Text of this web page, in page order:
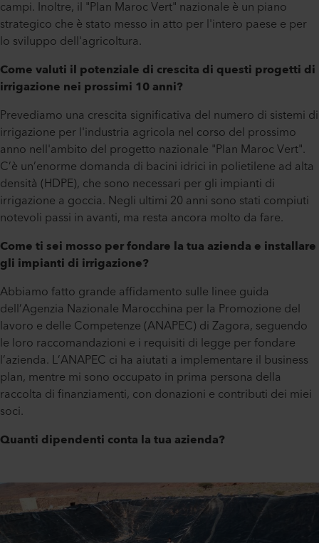
campi. Inoltre, il "Plan Maroc Vert" nazionale è un piano
strategico che è stato messo in atto per l'intero paese e per
lo sviluppo dell'agricoltura.
Come valuti il potenziale di crescita di questi progetti di
irrigazione nei prossimi 10 anni?
Prevediamo una crescita significativa del numero di sistemi di
irrigazione per l'industria agricola nel corso del prossimo
anno nell'ambito del progetto nazionale "Plan Maroc Vert".
C’è un’enorme domanda di bacini idrici in polietilene ad alta
densità (HDPE), che sono necessari per gli impianti di
irrigazione a goccia. Negli ultimi 20 anni sono stati compiuti
notevoli passi in avanti, ma resta ancora molto da fare.
Come ti sei mosso per fondare la tua azienda e installare
gli impianti di irrigazione?
Abbiamo fatto grande affidamento sulle linee guida
dell’Agenzia Nazionale Marocchina per la Promozione del
lavoro e delle Competenze (ANAPEC) di Zagora, seguendo
le loro raccomandazioni e i requisiti di legge per fondare
l’azienda. L’ANAPEC ci ha aiutati a implementare il business
plan, mentre mi sono occupato in prima persona della
raccolta di finanziamenti, con donazioni e contributi dei miei
soci.
Quanti dipendenti conta la tua azienda?